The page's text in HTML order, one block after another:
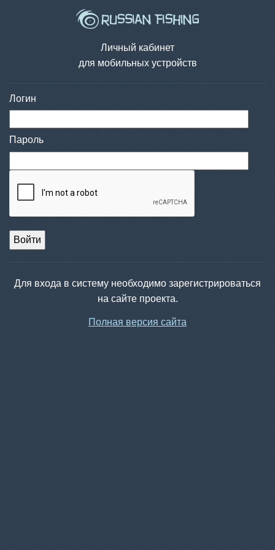
Личный кабинет
для мобильных устройств
Логин
Пароль
Войти
Для входа в систему необходимо зарегистрироваться
на сайте проекта.
Полная версия сайта